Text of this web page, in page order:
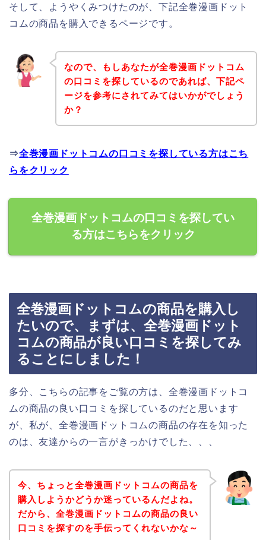
そして、ようやくみつけたのが、下記全巻漫画ドット
コムの商品を購入できるページです。
なので、もしあなたが全巻漫画ドットコム
の口コミを探しているのであれば、下記ペ
ージを参考にされてみてはいかがでしょう
か？
⇒全巻漫画ドットコムの口コミを探している方はこち
らをクリック
全巻漫画ドットコムの口コミを探してい
る方はこちらをクリック
全巻漫画ドットコムの商品を購入し
たいので、まずは、全巻漫画ドット
コムの商品が良い口コミを探してみ
ることにしました！
多分、こちらの記事をご覧の方は、全巻漫画ドットコ
ムの商品の良い口コミを探しているのだと思います
が、私が、全巻漫画ドットコムの商品の存在を知った
のは、友達からの一言がきっかけでした、、、
今、ちょっと全巻漫画ドットコムの商品を
購入しようかどうか迷っているんだよね。
だから、全巻漫画ドットコムの商品の良い
口コミを探すのを手伝ってくれないかな～